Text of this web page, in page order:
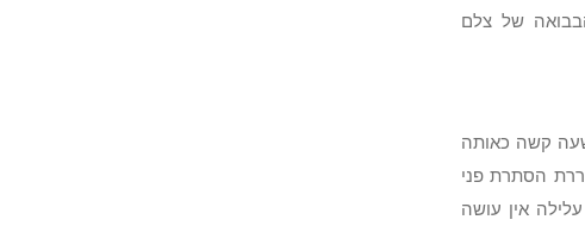
של צלם
שעה קשה כאותה
הסתרת פני
אין עושה